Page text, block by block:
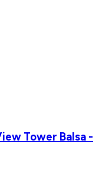
Tower Balsa -